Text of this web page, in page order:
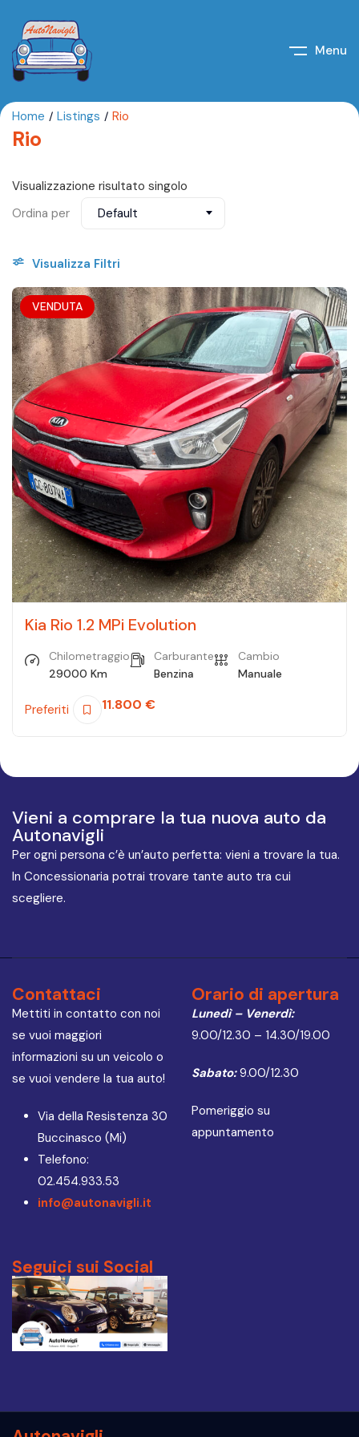
Menu
Home Listings Rio
Rio
Visualizzazione risultato singolo
Ordina per
Default
Visualizza Filtri
VENDUTA
Kia Rio 1.2 MPi Evolution
Chilometraggio
29000 Km
Carburante
Benzina
Cambio
Manuale
Preferiti 11.800 €
Vieni a comprare la tua nuova auto da
Autonavigli
Per ogni persona c’è un’auto perfetta: vieni a trovare la tua.
In Concessionaria potrai trovare tante auto tra cui
scegliere.
Contattaci
Mettiti in contatto con noi
se vuoi maggiori
informazioni su un veicolo o
se vuoi vendere la tua auto!
Via della Resistenza 30
Buccinasco (Mi)
Telefono:
02.454.933.53
info@autonavigli.it
Orario di apertura
Lunedì – Venerdì:
9.00/12.30 – 14.30/19.00
Sabato:9.00/12.30
Pomeriggio su
appuntamento
Seguici sui Social